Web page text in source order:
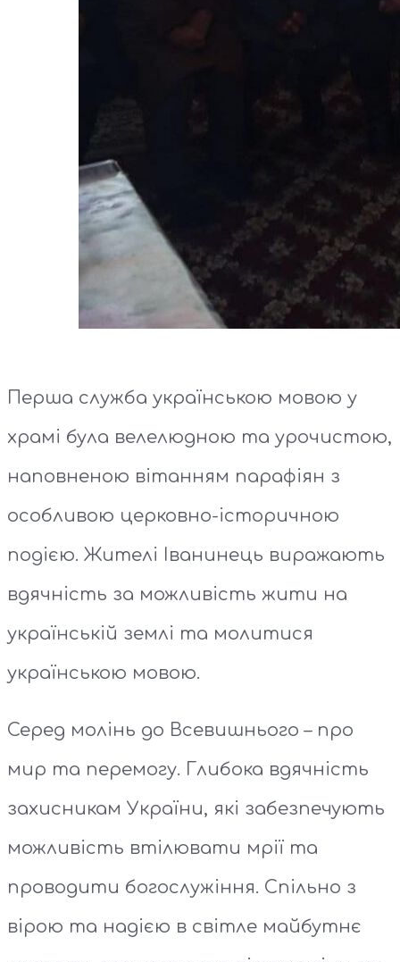
Перша служба українською мовою у
храмі була велелюдною та урочистою,
наповненою вітанням парафіян з
особливою церковно-історичною
подією. Жителі Іванинець виражають
вдячність за можливість жити на
українській землі та молитися
українською мовою.
Серед молінь до Всевишнього – про
мир та перемогу. Глибока вдячність
захисникам України, які забезпечують
можливість втілювати мрії та
проводити богослужіння. Спільно з
вірою та надією в світле майбутнє